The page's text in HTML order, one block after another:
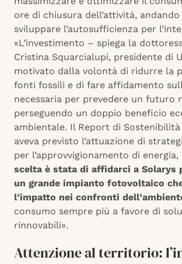
ore di chiusura dell’attività, andando
sviluppare l’autosufficienza per
«L’investimento – spiega la
Cristina Squarcialupi, presidente di
motivato dalla volontà di ridurre la
fonti fossili e di fare affidamento
necessaria per prevedere un futuro
perseguendo un doppio beneficio
ambientale. Il Report di Sostenibilità
aveva previsto l’attuazione di
per l’approvvigionamento di
scelta è stata di affidarci a Solarys
un grande impianto fotovoltaico
l’impatto nei confronti
consumo sempre più a favore di
rinnovabili».
Attenzione al territorio: